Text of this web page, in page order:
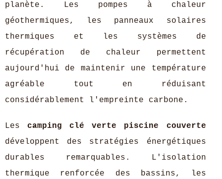
planète. Les pompes à chaleur
géothermiques, les panneaux solaires
thermiques et les systèmes de
récupération de chaleur permettent
aujourd'hui de maintenir une température
agréable tout en réduisant
considérablement l'empreinte carbone.
Lescamping clé verte piscine couverte
développent des stratégies énergétiques
durables remarquables. L'isolation
thermique renforcée des bassins, les